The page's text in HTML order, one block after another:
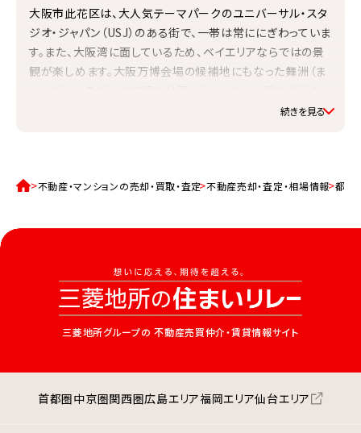
大阪市此花区は、大人気テーマパークのユニバーサル・スタ
ジオ・ジャパン（USJ）のある街で、一帯は常ににぎわっていま
す。また、大阪湾に面しているため、ベイエリアならではの景
観が楽しめます。大阪万博会場の候補地にもなった舞洲（ま
る、スポーツとレジャーの地。休日には大勢の人でにぎわい
2,112円
利便性
小売店数（2021年度）333事業所／大型小売店数（2006
年度）3事業所／百貨店、総合スーパー数（2006年度）0事
都市公園数 41
都市公園面積 21.39ha
不動産・マンションの売却・買取・査定 不動産売却・査定・相場情報 都道
三菱地所グループの 不動産売買仲介・賃貸情報サイト
首都圏中京圏関西圏広島エリア福岡エリア仙台エリア